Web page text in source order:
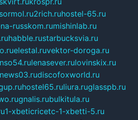
sormol.ru2rich.ruhostel-65.ru
russkom.rumishinlab.ru
habble.rustarbucksvia.ru
elestal.ruvektor-doroga.ru
lenasever.rulovinskix.ru
discofoxworld.ru
hostel65.ruliura.ruglasspb.ru
gnalis.rubulkitula.ru
1-xbeticricetc-1-xbetti-5.ru